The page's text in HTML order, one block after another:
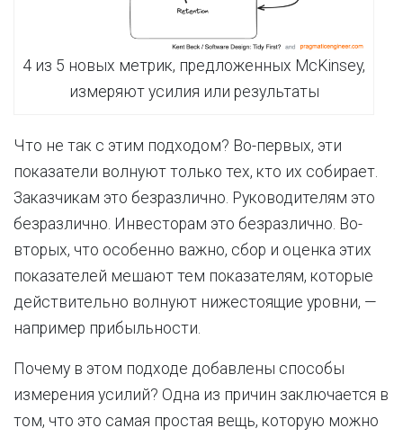
4 из 5 новых метрик, предложенных McKinsey,
измеряют усилия или результаты
Что не так с этим подходом? Во-первых, эти
показатели волнуют только тех, кто их собирает.
Заказчикам это безразлично. Руководителям это
безразлично. Инвесторам это безразлично. Во-
вторых, что особенно важно, сбор и оценка этих
показателей мешают тем показателям, которые
действительно волнуют нижестоящие уровни, —
например прибыльности.
Почему в этом подходе добавлены способы
измерения усилий? Одна из причин заключается в
том, что это самая простая вещь, которую можно